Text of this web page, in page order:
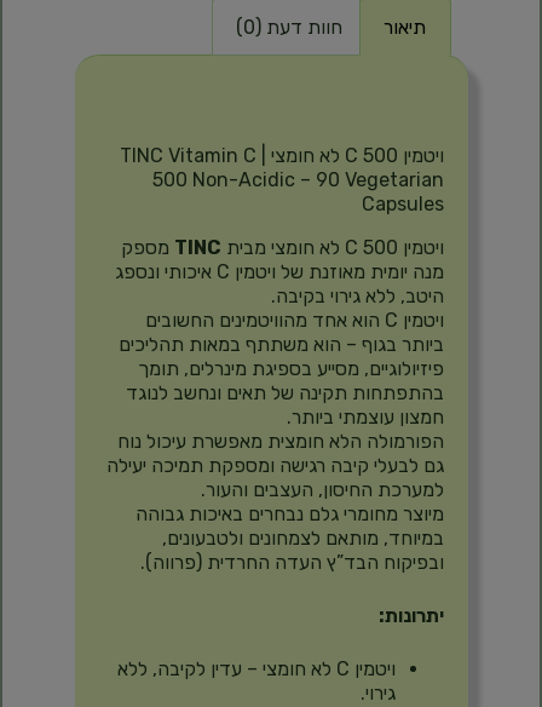
תיאור חוות דעת (0)
ויטמין C 500 לא חומצי | TINC Vitamin C
500 Non-Acidic – 90 Vegetarian
Capsules
ויטמין C 500 לא חומצי מבית
TINC מספק
מנה יומית מאוזנת של ויטמין C איכותי ונספג
היטב, ללא גירוי בקיבה.
ויטמין C הוא אחד מהוויטמינים החשובים
ביותר בגוף – הוא משתתף במאות תהליכים
פיזיולוגיים, מסייע בספיגת מינרלים, תומך
בהתפתחות תקינה של תאים ונחשב לנוגד
חמצון עוצמתי ביותר.
הפורמולה הלא חומצית מאפשרת עיכול נוח
גם לבעלי קיבה רגישה ומספקת תמיכה יעילה
למערכת החיסון, העצבים והעור.
מיוצר מחומרי גלם נבחרים באיכות גבוהה
במיוחד, מותאם לצמחונים ולטבעונים,
ובפיקוח הבד”ץ העדה החרדית (פרווה).
יתרונות:
ויטמין C לא חומצי – עדין לקיבה, ללא
גירוי.